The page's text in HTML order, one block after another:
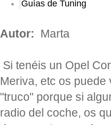
Guías de Tuning
Autor: Marta
Si tenéis un Opel
Meriva, etc os
"truco" porque si
radio del coche, os